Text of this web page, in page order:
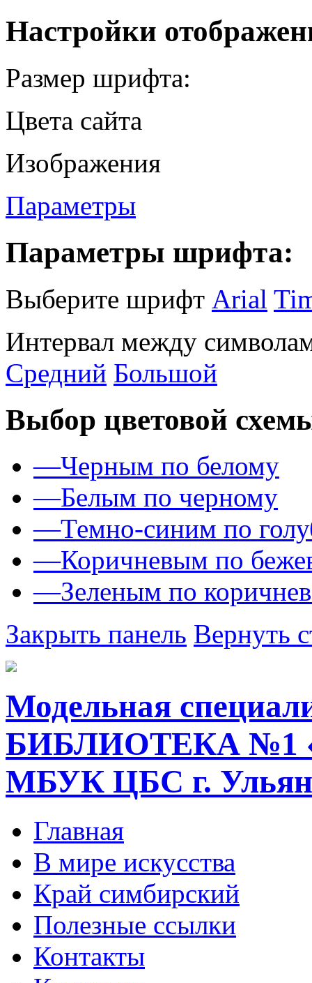
Настройки
Размер шрифта:
Цвета сайта
Изображения
Параметры
Параметры шрифта:
Выберите шрифт Arial
Интервал между
Средний Большой
Выбор цветовой
—Черным по белому
—Белым по черному
—Темно-синим по
—Коричневым по
—Зеленым по
Закрыть панель Вернуть
Модельная
БИБЛИОТЕКА №1
МБУК ЦБС г.
Главная
В мире искусства
Край симбирский
Полезные ссылки
Контакты